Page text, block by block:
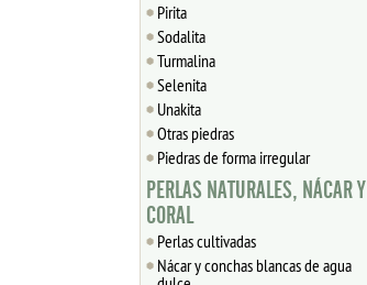
Pirita
Sodalita
Turmalina
Selenita
Unakita
Otras piedras
Piedras de forma irregular
PERLAS NATURALES, NÁCAR Y
CORAL
Perlas cultivadas
Nácar y conchas blancas de agua